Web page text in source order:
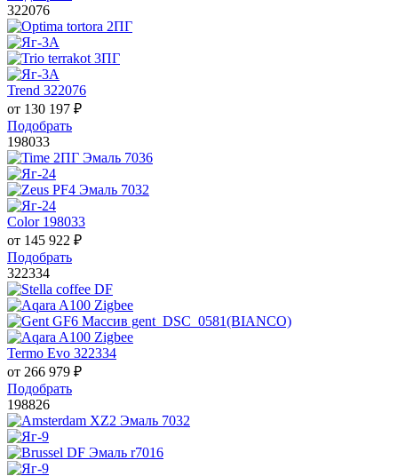
322076
Trend 322076
от 130 197 ₽
Подобрать
198033
Color 198033
от 145 922 ₽
Подобрать
322334
Termo Evo 322334
от 266 979 ₽
Подобрать
198826